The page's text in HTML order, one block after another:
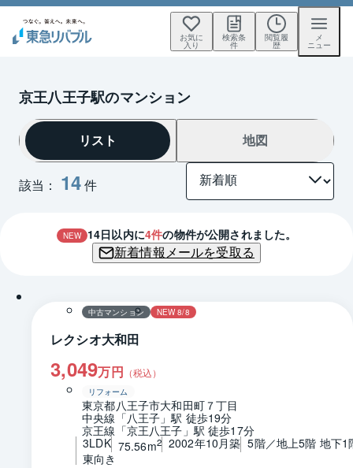
お気に
入り
検索条
件
閲覧履
歴
メ
ニュー
京王八王子駅のマンション
該当： 14件
リスト 地図
NEW 14日以内に4件の物件が公開されました。
新着情報メールを受取る
中古マンション NEW 8/8
レクシオ大和田
3,049万円 （税込）
リフォーム
東京都八王子市大和田町７丁目
中央線「八王子」駅 徒歩19分
京王線「京王八王子」駅 徒歩17分
3LDK 75.56m2 2002年10月築 5階／地上5階 地下1
東向き